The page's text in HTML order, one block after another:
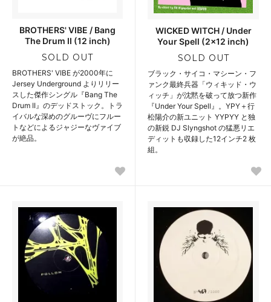
BROTHERS' VIBE / Bang
The Drum II (12 inch)
SOLD OUT
BROTHERS' VIBE が2000年に
Jersey Underground よりリリー
スした傑作シングル『Bang The
Drum II』のデッドストック。トラ
イバルな深めのグルーヴにフルー
トなどによるジャジーなヴァイブ
が絶品。
WICKED WITCH / Under
Your Spell (2x12 inch)
SOLD OUT
ブラック・サイコ・マシーン・フ
ァンク最終兵器「ウィキッド・ウ
ィッチ」が沈黙を破って放つ新作
『Under Your Spell』。YPY＋行
松陽介の新ユニット YYPYY と独
の新鋭 DJ Slyngshot の猛悪リエ
ディットも収録した12インチ2 枚
組。